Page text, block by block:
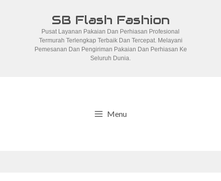
SB Flash Fashion
Pusat Layanan Pakaian Dan Perhiasan Profesional
Termurah Terlengkap Terbaik Dan Tercepat. Melayani
Pemesanan Dan Pengiriman Pakaian Dan Perhiasan Ke
Seluruh Dunia.
Menu